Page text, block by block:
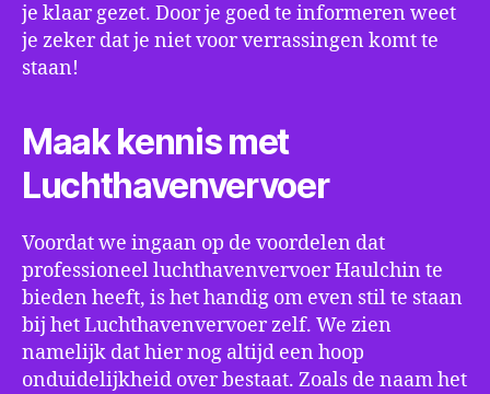
je klaar gezet. Door je goed te informeren weet
je zeker dat je niet voor verrassingen komt te
staan!
Maak kennis met
Luchthavenvervoer
Voordat we ingaan op de voordelen dat
professioneel luchthavenvervoer Haulchin te
bieden heeft, is het handig om even stil te staan
bij het Luchthavenvervoer zelf. We zien
namelijk dat hier nog altijd een hoop
onduidelijkheid over bestaat. Zoals de naam het